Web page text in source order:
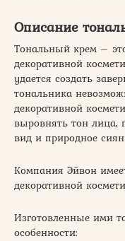
Описание
Тональный крем –
декоративной
удается создать
тональника
декоративной
выровнять тон лица,
вид и природное
Компания Эйвон
декоративной
Изготовленные ими
особенности: